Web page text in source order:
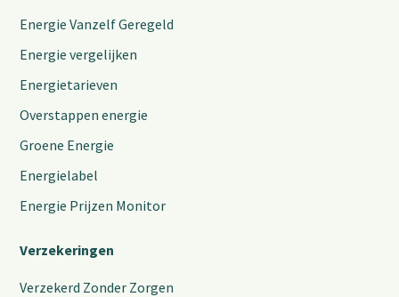
Energie Vanzelf Geregeld
Energie vergelijken
Energietarieven
Overstappen energie
Groene Energie
Energielabel
Energie Prijzen Monitor
Verzekeringen
Verzekerd Zonder Zorgen